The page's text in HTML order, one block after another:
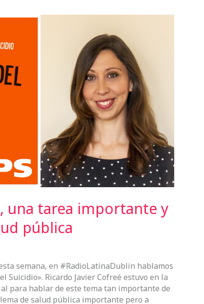
una tarea importante y
pública
semana, en #RadioLatinaDublin hablamos
Suicidio». Ricardo Javier Cofreé estuvo en la
para hablar de este tema tan importante de
de salud pública importante pero a